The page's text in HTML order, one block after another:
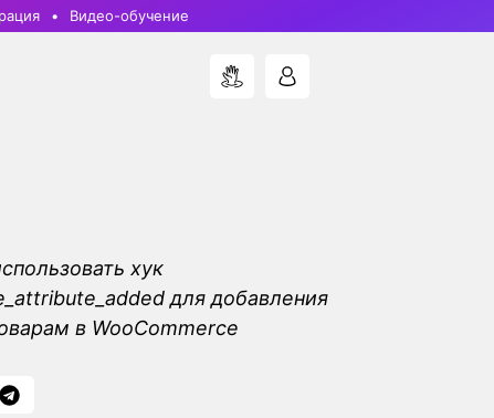
Видео-обучение
хук
для добавления
в WooCommerce